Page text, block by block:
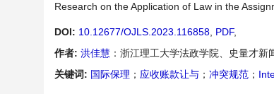
Research on the Application of Law in the
DOI: 10.12677/OJLS.2023.116858 PDF,
作者: 洪佳慧 ：浙江理工大学法政学院、史量才新
关键词: 国际保理 ； 应收账款让与 ； 冲突规范 ；